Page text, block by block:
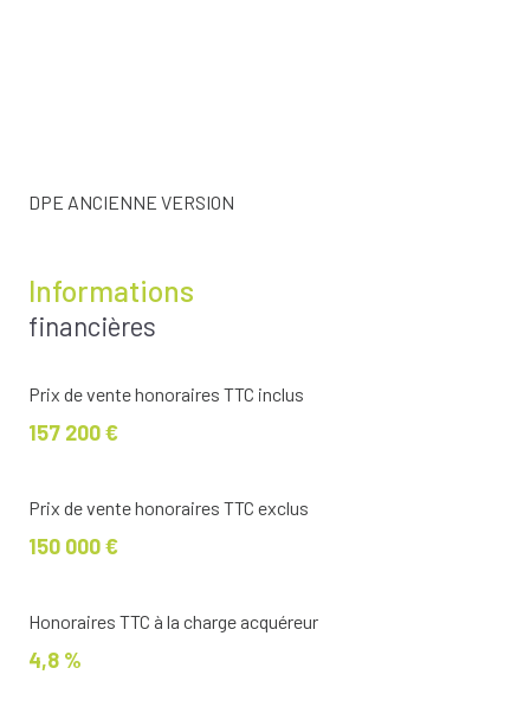
DPE ANCIENNE VERSION
Informations
financières
Prix de vente honoraires TTC inclus
157 200 €
Prix de vente honoraires TTC exclus
150 000 €
Honoraires TTC à la charge acquéreur
4,8 %